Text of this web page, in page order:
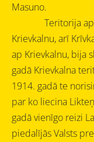
Teritorija ap
Krievkalnu, arī
ap Krievkalnu, bija
gadā Krievkalna
1914. gadā te
par ko liecina
gadā vienīgo reizi
piedalījās Valsts